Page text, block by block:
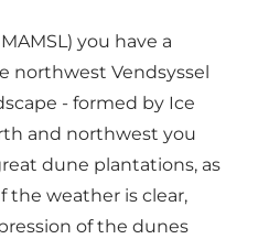
you have a
northwest Vendsyssel
- formed by Ice
and northwest you
dune plantations, as
the weather is clear,
of the dunes